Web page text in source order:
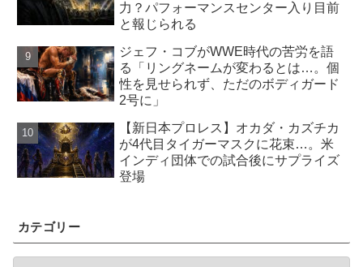
力？パフォーマンスセンター入り目前
と報じられる
ジェフ・コブがWWE時代の苦労を語
る「リングネームが変わるとは…。個
性を見せられず、ただのボディガード
2号に」
【新日本プロレス】オカダ・カズチカ
が4代目タイガーマスクに花束…。米
インディ団体での試合後にサプライズ
登場
カテゴリー